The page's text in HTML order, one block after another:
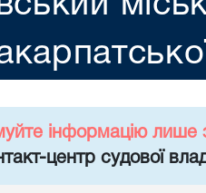
інформацію лише
центр судової